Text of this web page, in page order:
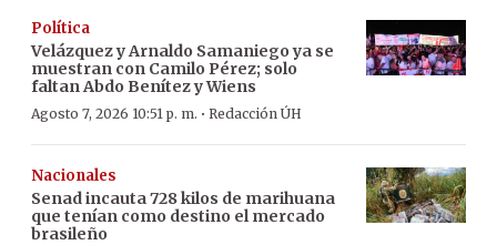
Política
Velázquez y Arnaldo Samaniego ya se
muestran con Camilo Pérez; solo
faltan Abdo Benítez y Wiens
Agosto 7, 2026 10:51 p. m. · Redacción ÚH
Nacionales
Senad incauta 728 kilos de marihuana
que tenían como destino el mercado
brasileño